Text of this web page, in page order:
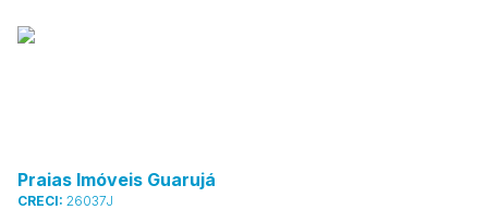
Praias Imóveis Guarujá
CRECI: 26037J